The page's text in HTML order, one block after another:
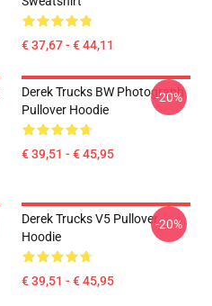
€ 37,67 - € 44,11
Derek Trucks BW Photograph
Pullover Hoodie
€ 39,51 - € 45,95
-20%
Derek Trucks V5 Pullover
Hoodie
€ 39,51 - € 45,95
-20%